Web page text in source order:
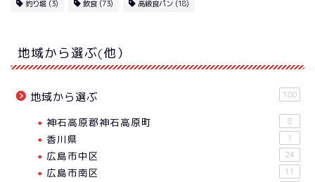
釣り堀 (3) 飲食(73) 高級食パン (18)
地域から選ぶ(他）
地域から選ぶ 180
神石高原郡神石高原町 8
香川県 1
広島市中区 24
広島市南区 11